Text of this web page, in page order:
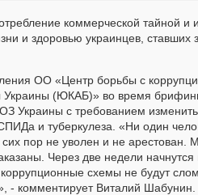
коммерческой тайной и
и здоровью украинцев,
ОО «Центр борьбы с
Украины (ЮКАБ)» во время
Украины с требованием
и туберкулеза. «Ни один
пор не уволен и не арестован.
Через две недели начнутся
схемы не будут
- комментирует Виталий Шабунин.